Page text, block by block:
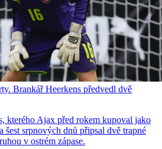
Brankář Heerkens předvedl dvě
kterého Ajax před rokem kupoval jako
šest srpnových dnů připsal dvě trapné
v ostrém zápase.